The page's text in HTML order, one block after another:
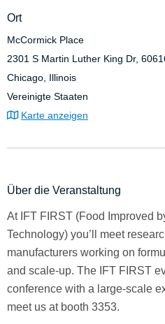
Über die Veranstaltung
At IFT FIRST (Food Improved
Technology) you’ll meet
manufacturers working on
and scale-up. The IFT FIRST
conference with a large-scale
meet us at booth 3353.
Ort
McCormick Place
2301 S Martin Luther King Dr,
Chicago, Illinois
Vereinigte Staaten
Karte anzeigen